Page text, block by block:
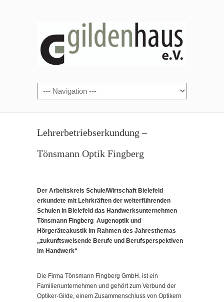
Lehrerbetriebserkundung –
Tönsmann Optik Fingberg
Der Arbeitskreis Schule/Wirtschaft Bielefeld
erkundete mit Lehrkräften der weiterführenden
Schulen in Bielefeld das Handwerksunternehmen
Tönsmann Fingberg Augenoptik und
Hörgeräteakustik im Rahmen des Jahresthemas
„zukunftsweisende Berufe und Berufsperspektiven
im Handwerk“
Die Firma Tönsmann Fingberg GmbH. ist ein
Familienunternehmen und gehört zum Verbund der
Optiker-Gilde, einem Zusammenschluss von Optikern